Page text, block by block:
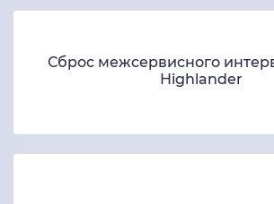
Сброс межсервисного
Highlander